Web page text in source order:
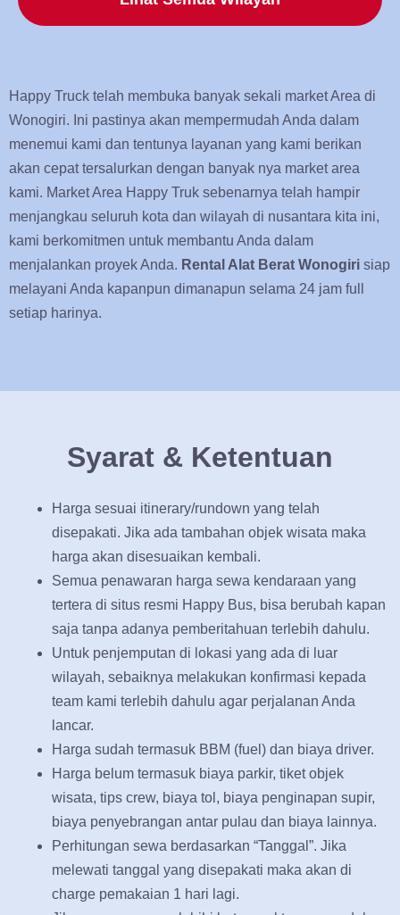
Happy Truck telah membuka banyak sekali market Area di
Wonogiri. Ini pastinya akan mempermudah Anda dalam
menemui kami dan tentunya layanan yang kami berikan
akan cepat tersalurkan dengan banyak nya market area
kami. Market Area Happy Truk sebenarnya telah hampir
menjangkau seluruh kota dan wilayah di nusantara kita ini,
kami berkomitmen untuk membantu Anda dalam
menjalankan proyek Anda. Rental Alat Berat Wonogiri siap
melayani Anda kapanpun dimanapun selama 24 jam full
setiap harinya.
Syarat & Ketentuan
Harga sesuai itinerary/rundown yang telah
disepakati. Jika ada tambahan objek wisata maka
harga akan disesuaikan kembali.
Semua penawaran harga sewa kendaraan yang
tertera di situs resmi Happy Bus, bisa berubah kapan
saja tanpa adanya pemberitahuan terlebih dahulu.
Untuk penjemputan di lokasi yang ada di luar
wilayah, sebaiknya melakukan konfirmasi kepada
team kami terlebih dahulu agar perjalanan Anda
lancar.
Harga sudah termasuk BBM (fuel) dan biaya driver.
Harga belum termasuk biaya parkir, tiket objek
wisata, tips crew, biaya tol, biaya penginapan supir,
biaya penyebrangan antar pulau dan biaya lainnya.
Perhitungan sewa berdasarkan “Tanggal”. Jika
melewati tanggal yang disepakati maka akan di
charge pemakaian 1 hari lagi.